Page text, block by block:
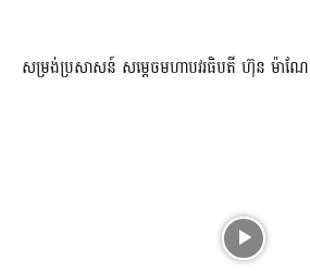
សម្រង់ប្រសាសន៍ សម្ដេចមហាបវរធិបតី ហ៊ុន ម៉ាណ